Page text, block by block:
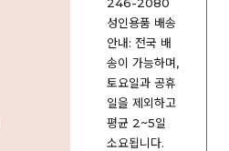
성인용품 배송
안내: 전국 배
송이 가능하며,
토요일과 공휴
일을 제외하고
평균 2~5일
소요됩니다.